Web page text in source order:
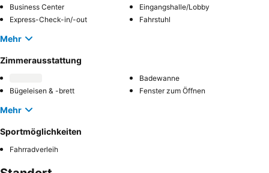
Business Center
Eingangshalle/Lobby
Express-Check-in/-out
Fahrstuhl
Mehr
Zimmerausstattung
Badewanne
Bügeleisen & -brett
Fenster zum Öffnen
Mehr
Sportmöglichkeiten
Fahrradverleih